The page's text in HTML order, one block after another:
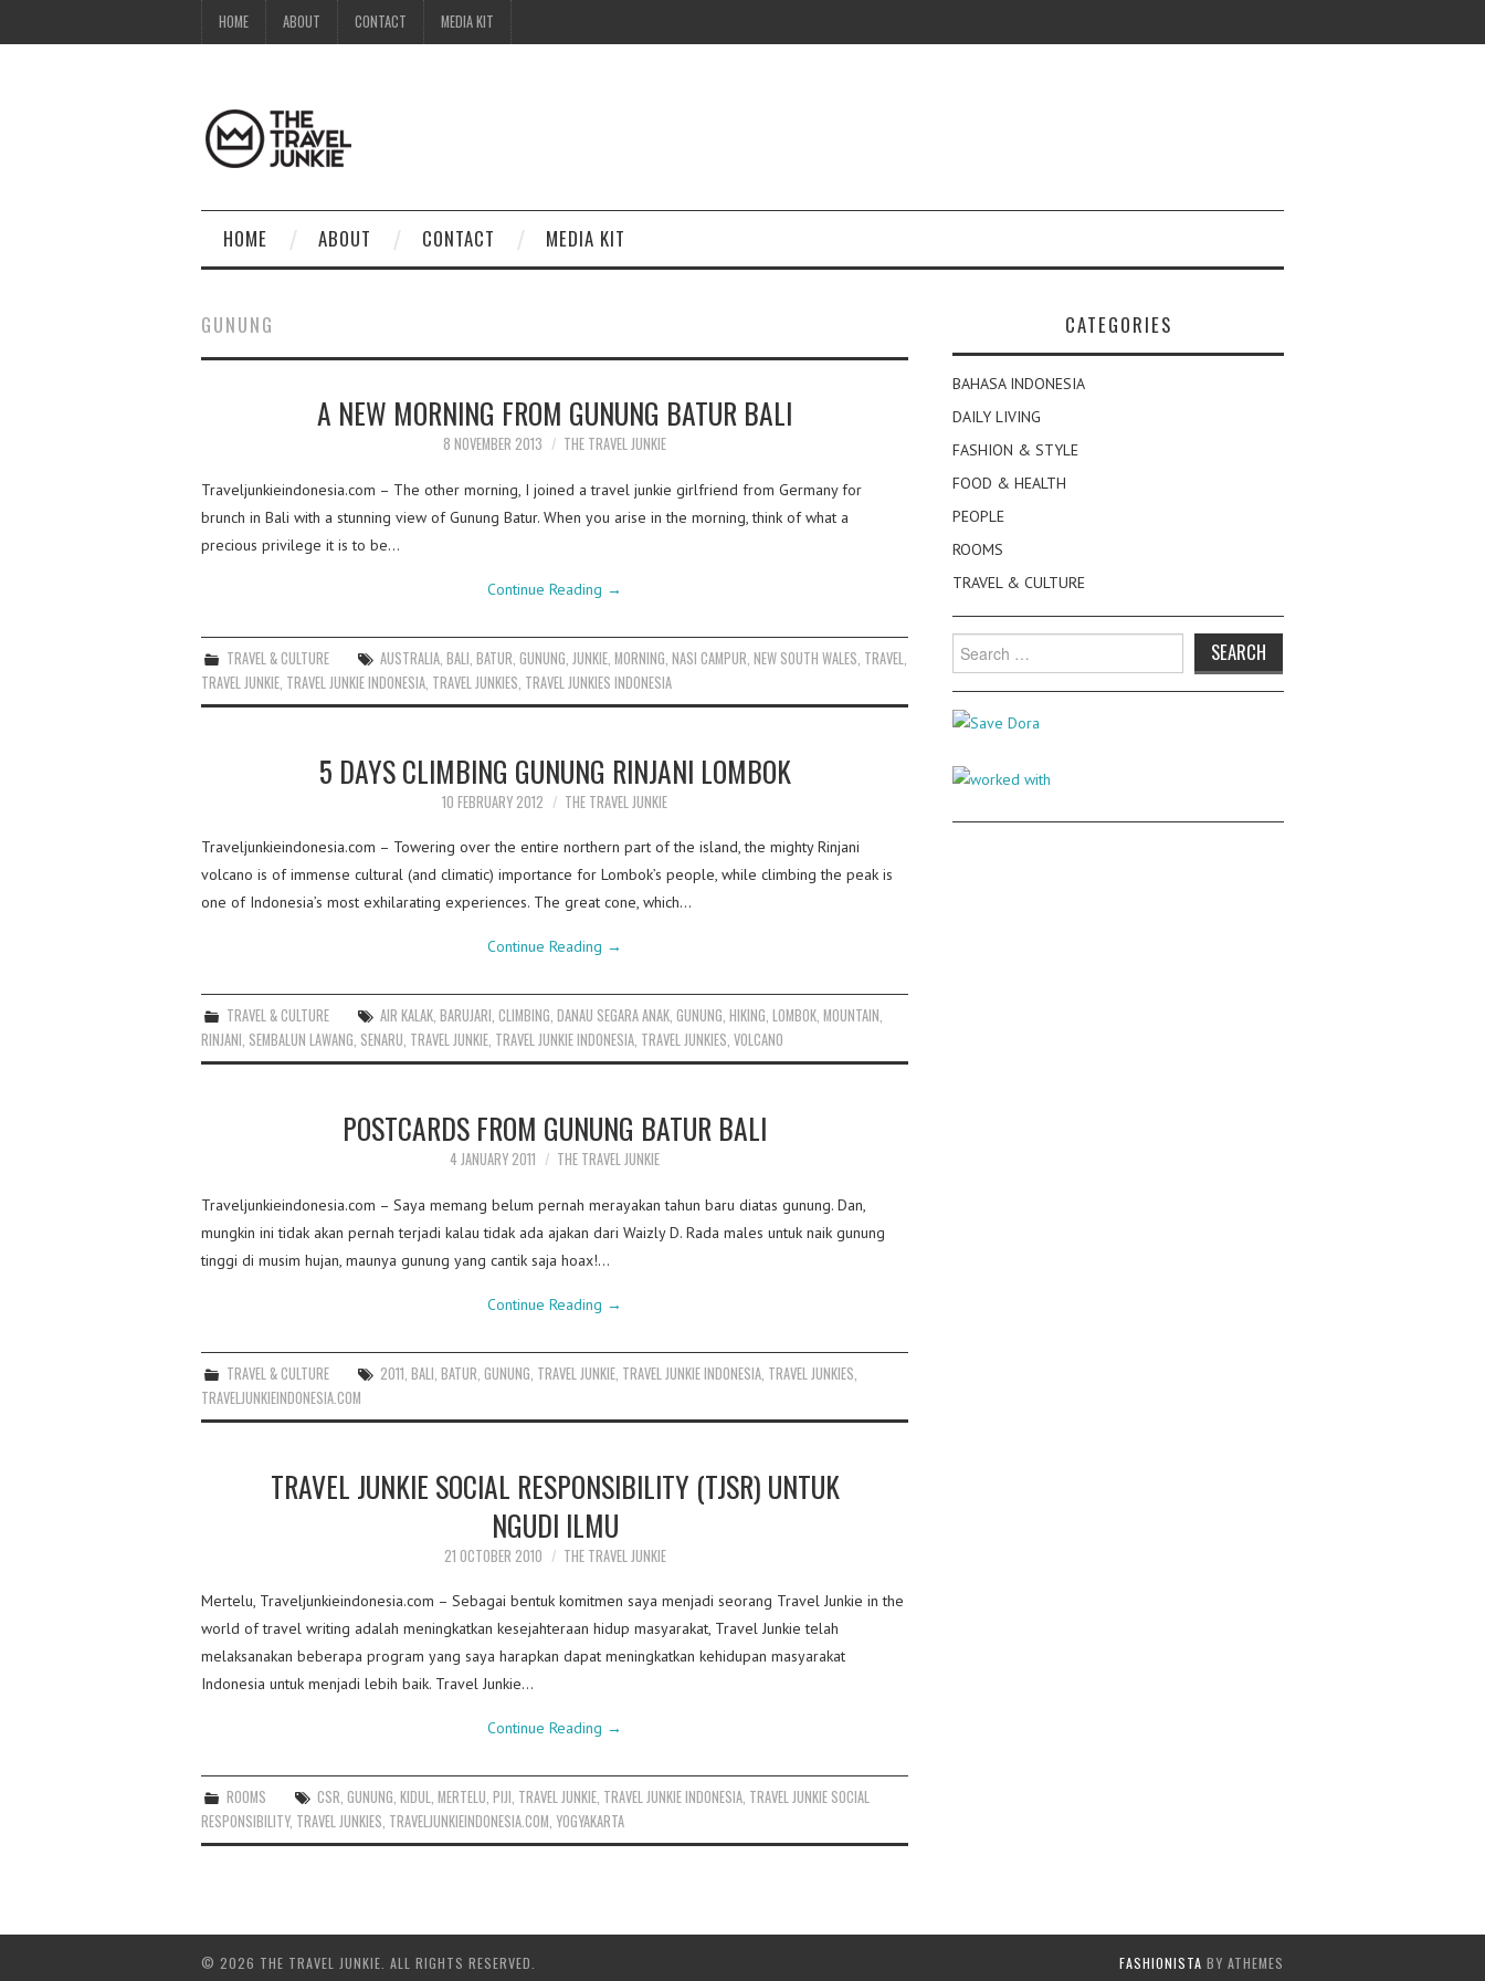
HOME ABOUT CONTACT MEDIA KIT
HOME ABOUT CONTACT MEDIA KIT
GUNUNG
A NEW MORNING FROM GUNUNG BATUR BALI
8 NOVEMBER 2013 THE TRAVEL JUNKIE
Traveljunkieindonesia.com – The other morning, I joined a travel junkie girlfriend from Germany for
brunch in Bali with a stunning view of Gunung Batur. When you arise in the morning, think of what a
precious privilege it is to be…
Continue Reading →
TRAVEL & CULTURE AUSTRALIA ,BALI ,BATUR ,GUNUNG JUNKIE ,MORNING ,NASI CAMPUR ,NEW SOUTH WALES TRAVEL
TRAVEL JUNKIE TRAVEL JUNKIE INDONESIA TRAVEL JUNKIES TRAVEL JUNKIES INDONESIA
5 DAYS CLIMBING GUNUNG RINJANI LOMBOK
10 FEBRUARY 2012 THE TRAVEL JUNKIE
Traveljunkieindonesia.com – Towering over the entire northern part of the island, the mighty Rinjani
volcano is of immense cultural (and climatic) importance for Lombok’s people, while climbing the peak is
one of Indonesia’s most exhilarating experiences. The great cone, which…
Continue Reading →
TRAVEL & CULTURE AIR KALAK,BARUJARI,CLIMBING,DANAU SEGARA ANAK,GUNUNG,HIKING,LOMBOK,MOUNTAIN,
RINJANI, SEMBALUN LAWANG, SENARU, TRAVEL JUNKIE, TRAVEL JUNKIE INDONESIA, TRAVEL JUNKIES, VOLCANO
POSTCARDS FROM GUNUNG BATUR BALI
4 JANUARY 2011 THE TRAVEL JUNKIE
Traveljunkieindonesia.com – Saya memang belum pernah merayakan tahun baru diatas gunung. Dan,
mungkin ini tidak akan pernah terjadi kalau tidak ada ajakan dari Waizly D. Rada males untuk naik gunung
tinggi di musim hujan, maunya gunung yang cantik saja hoax!…
Continue Reading →
TRAVEL & CULTURE 2011 ,BALI ,BATUR ,GUNUNG TRAVEL JUNKIE TRAVEL JUNKIE INDONESIA TRAVEL JUNKIES
TRAVELJUNKIEINDONESIA.COM
TRAVEL JUNKIE SOCIAL RESPONSIBILITY (TJSR) UNTUK
NGUDI ILMU
21 OCTOBER 2010 THE TRAVEL JUNKIE
Mertelu, Traveljunkieindonesia.com – Sebagai bentuk komitmen saya menjadi seorang Travel Junkie in the
world of travel writing adalah meningkatkan kesejahteraan hidup masyarakat, Travel Junkie telah
melaksanakan beberapa program yang saya harapkan dapat meningkatkan kehidupan masyarakat
Indonesia untuk menjadi lebih baik. Travel Junkie…
Continue Reading →
ROOMS CSR,GUNUNG,KIDUL,MERTELU,PIJI, TRAVEL JUNKIE, TRAVEL JUNKIE INDONESIA, TRAVEL JUNKIE SOCIAL
RESPONSIBILITY, TRAVEL JUNKIES, TRAVELJUNKIEINDONESIA.COM, YOGYAKARTA
CATEGORIES
BAHASA INDONESIA
DAILY LIVING
FASHION & STYLE
FOOD & HEALTH
PEOPLE
ROOMS
TRAVEL & CULTURE
Search
for:
© 2026 THE TRAVEL JUNKIE. ALL RIGHTS RESERVED. FASHIONISTA BY ATHEMES